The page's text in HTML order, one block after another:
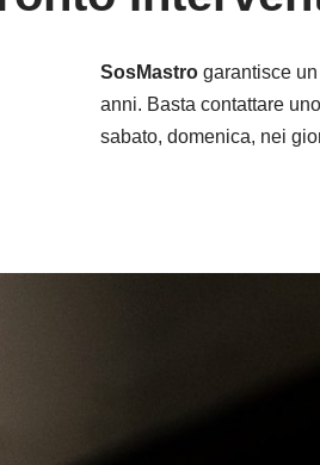
SosMastrogarantisce un
anni. Basta contattare
sabato, domenica, nei